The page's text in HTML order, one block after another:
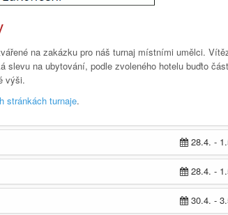
na zakázku pro náš turnaj místními umělci.
na ubytování, podle zvoleného hotelu buďto
výši.
stránkách turnaje.
28.4. -
28.4. -
30.4. -